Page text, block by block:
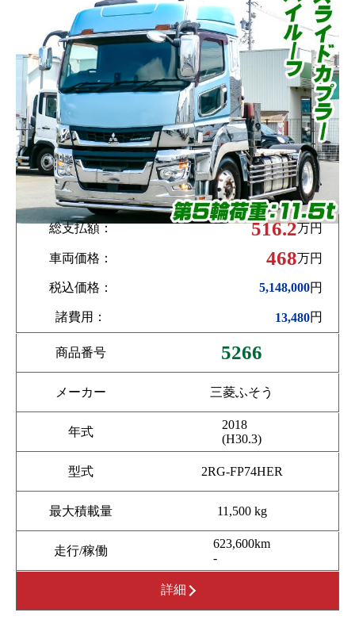
総支払額： 516.2万円
車両価格： 468万円
税込価格： 5,148,000円
諸費用： 13,480円
商品番号 5266
メーカー 三菱ふそう
年式
2018
(H30.3)
型式 2RG-FP74HER
最大積載量 11,500 kg
走行/稼働
623,600km
-
詳細